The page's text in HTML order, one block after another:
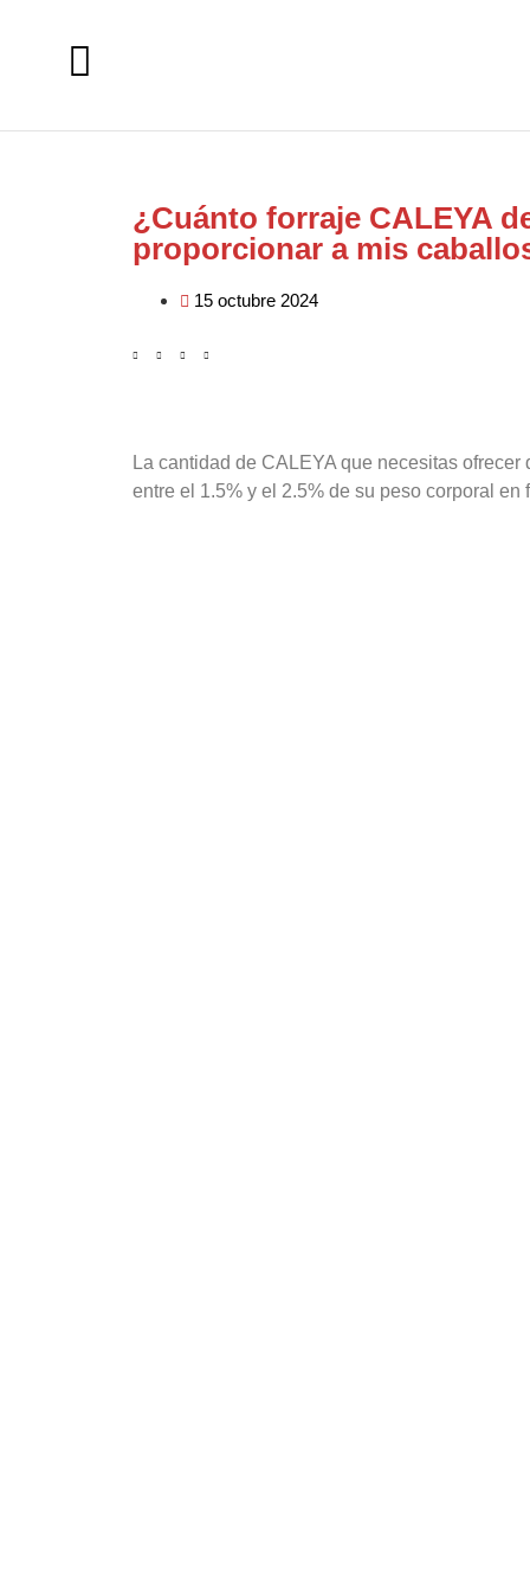
¿Cuánto forraje CALEYA
proporcionar a mis
15 octubre 2024
La cantidad de CALEYA que necesitas
entre el 1.5% y el 2.5% de su peso corporal